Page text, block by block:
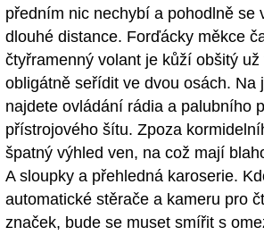
předním nic nechybí a pohodlně se
dlouhé distance. Forďácky měkce
čtyřramenný volant je kůží obšitý
obligátně seřídit ve dvou osách. Na
najdete ovládání rádia a palubního
přístrojového šítu. Zpoza
špatný výhled ven, na což mají
A sloupky a přehledná karoserie.
automatické stěrače a kameru pro
značek, bude se muset smířit s